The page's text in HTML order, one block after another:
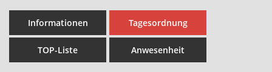
Informationen Tagesordnung
TOP-Liste Anwesenheit